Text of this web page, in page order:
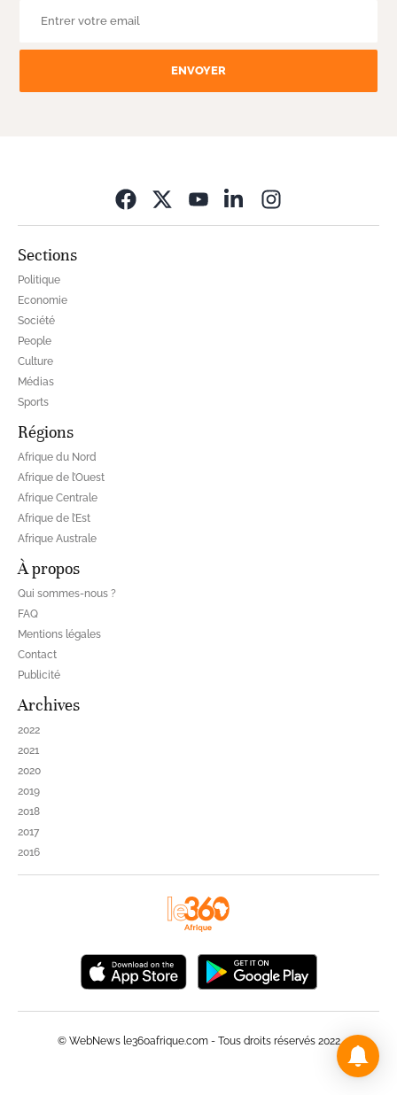
ENVOYER
Sections
Politique
Economie
Société
People
Culture
Médias
Sports
Régions
Afrique du Nord
Afrique de l’Ouest
Afrique Centrale
Afrique de l’Est
Afrique Australe
À propos
Qui sommes-nous ?
FAQ
Mentions légales
Contact
Publicité
Archives
2022
2021
2020
2019
2018
2017
2016
© WebNews le360afrique.com - Tous droits réservés 2022